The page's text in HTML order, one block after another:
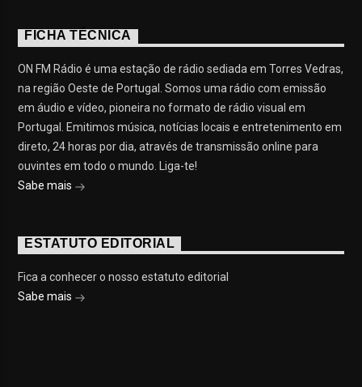
FICHA TÉCNICA
ON FM Rádio é uma estação de rádio sediada em Torres Vedras,
na região Oeste de Portugal. Somos uma rádio com emissão
em áudio e vídeo, pioneira no formato de rádio visual em
Portugal. Emitimos música, notícias locais e entretenimento em
direto, 24 horas por dia, através de transmissão online para
ouvintes em todo o mundo. Liga-te!
Sabe mais
ESTATUTO EDITORIAL
Fica a conhecer o nosso estatuto editorial
Sabe mais